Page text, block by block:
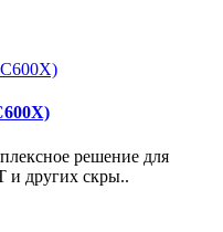
решение для
и других скры..